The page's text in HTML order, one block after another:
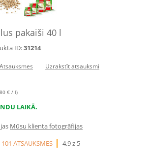
pakaiši 40 l
ID:31214
Uzrakstīt atsauksmi
€ / l)
LAIKĀ.
Mūsu klienta fotogrāfijas
101 ATSAUKSMES
4.9 z 5